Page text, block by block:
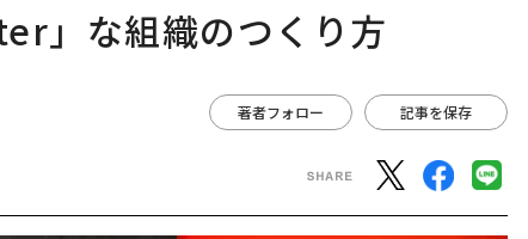
」な組織のつくり方
著者フォロー 記事を保存